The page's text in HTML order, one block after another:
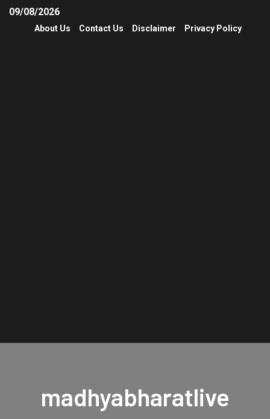
09/08/2026
About Us Contact Us Disclaimer Privacy Policy
madhyabharatlive